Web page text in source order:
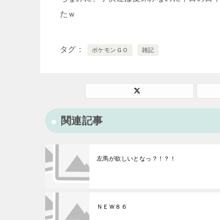
たｗ
タグ ポケモンＧＯ 雑記
関連記事
左馬が欲しいとなっ？！？！
ＮＥＷ８６